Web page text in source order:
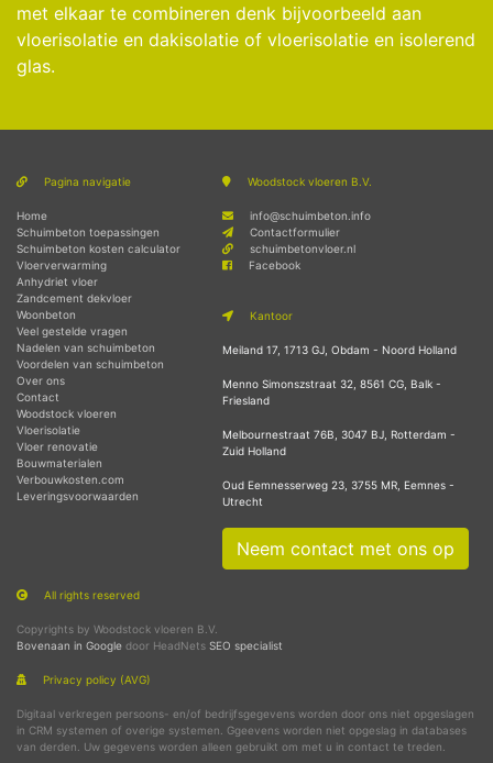
met elkaar te combineren denk bijvoorbeeld aan
vloerisolatie en dakisolatie of vloerisolatie en isolerend
glas.
Pagina navigatie
Home
Schuimbeton toepassingen
Schuimbeton kosten calculator
Vloerverwarming
Anhydriet vloer
Zandcement dekvloer
Woonbeton
Veel gestelde vragen
Nadelen van schuimbeton
Voordelen van schuimbeton
Over ons
Contact
Woodstock vloeren
Vloerisolatie
Vloer renovatie
Bouwmaterialen
Verbouwkosten.com
Leveringsvoorwaarden
Woodstock vloeren B.V.
info@schuimbeton.info
Contactformulier
schuimbetonvloer.nl
Facebook
Kantoor
Meiland 17, 1713 GJ, Obdam - Noord Holland
Menno Simonszstraat 32, 8561 CG, Balk -
Friesland
Melbournestraat 76B, 3047 BJ, Rotterdam -
Zuid Holland
Oud Eemnesserweg 23, 3755 MR, Eemnes -
Utrecht
Neem contact met ons op
All rights reserved
Copyrights by Woodstock vloeren B.V.
Bovenaan in Google door HeadNets SEO specialist
Privacy policy (AVG)
Digitaal verkregen persoons- en/of bedrijfsgegevens worden door ons niet opgeslagen
in CRM systemen of overige systemen. Ggeevens worden niet opgeslag in databases
van derden. Uw gegevens worden alleen gebruikt om met u in contact te treden.